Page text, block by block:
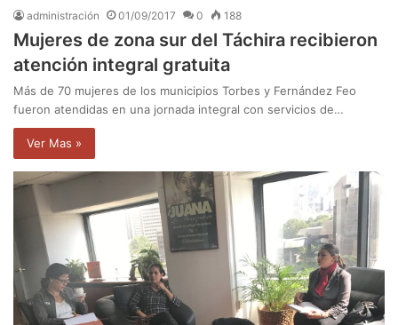
administración 01/09/2017 0 188
Mujeres de zona sur del Táchira recibieron
atención integral gratuita
Más de 70 mujeres de los municipios Torbes y Fernández Feo
fueron atendidas en una jornada integral con servicios de…
Ver Mas »